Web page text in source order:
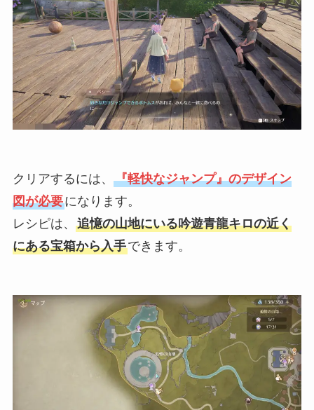
クリアするには、 『軽快なジャンプ』のデザイン
図が必要になります。
レシピは、 追憶の山地にいる吟遊青龍キロの近く
にある宝箱から入手できます。